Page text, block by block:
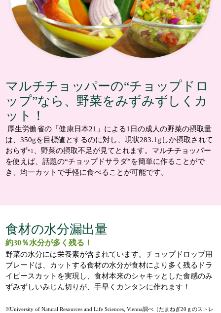
マルチチョッパーの“チョップドロ
ップ”なら、野菜をみずみずしくカ
ット！
厚生労働省の「健康日本21」による1日の成人の野菜の摂取量
は、350gを目標値とするのに対し、現状283.1gしか摂取されて
おらず*1 、野菜の摂取不足が見てとれます。マルチチョッパー
を使えば、話題の“チョップドサラダ”を簡単に作ることがで
き、均一カットで手軽に食べることが可能です。
食材の水分漏出量
約30％水分が多く残る！
野菜の水分には栄養素が含まれています。チョップドロップ用
ブレードは、カットする食材の水分が食材により多く残るドラ
イピースカットを実現し、食材本来のシャキッとした食感のみ
ずみずしいみじん切りが、手早くカンタンに作れます！
※University of Natural Resources and Life Sciences, Vienna調べ（たまねぎ20ｇのストレ